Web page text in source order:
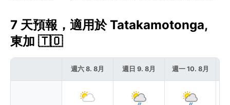
7 天預報，適用於 Tatakamotonga,
東加 🇹🇴
週六 8. 8月 週日 9. 8月 週一 10. 8月